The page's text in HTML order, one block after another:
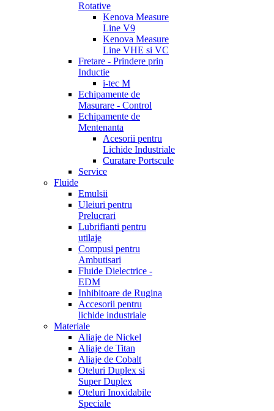
Rotative
Kenova Measure
Line V9
Kenova Measure
Line VHE si VC
Fretare - Prindere prin
Inductie
i-tec M
Echipamente de
Masurare - Control
Echipamente de
Mentenanta
Acesorii pentru
Lichide Industriale
Curatare Portscule
Service
Fluide
Emulsii
Uleiuri pentru
Prelucrari
Lubrifianti pentru
utilaje
Compusi pentru
Ambutisari
Fluide Dielectrice -
EDM
Inhibitoare de Rugina
Accesorii pentru
lichide industriale
Materiale
Aliaje de Nickel
Aliaje de Titan
Aliaje de Cobalt
Oteluri Duplex si
Super Duplex
Oteluri Inoxidabile
Speciale